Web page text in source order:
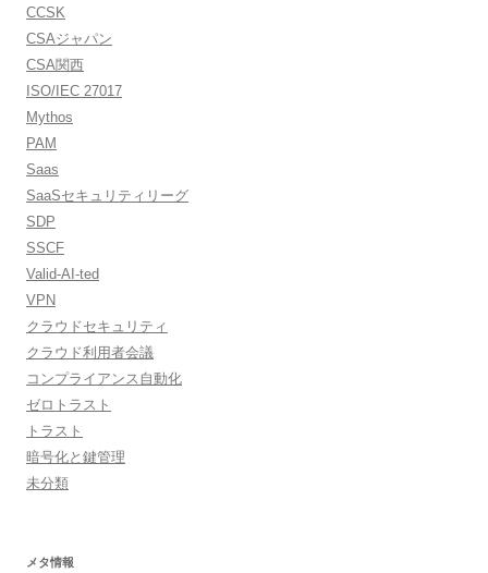
CCSK
CSAジャパン
CSA関西
ISO/IEC 27017
Mythos
PAM
Saas
SaaSセキュリティリーグ
SDP
SSCF
Valid-AI-ted
VPN
クラウドセキュリティ
クラウド利用者会議
コンプライアンス自動化
ゼロトラスト
トラスト
暗号化と鍵管理
未分類
メタ情報